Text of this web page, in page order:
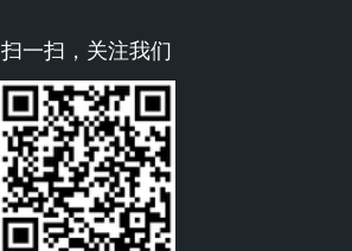
扫一扫，关注我们